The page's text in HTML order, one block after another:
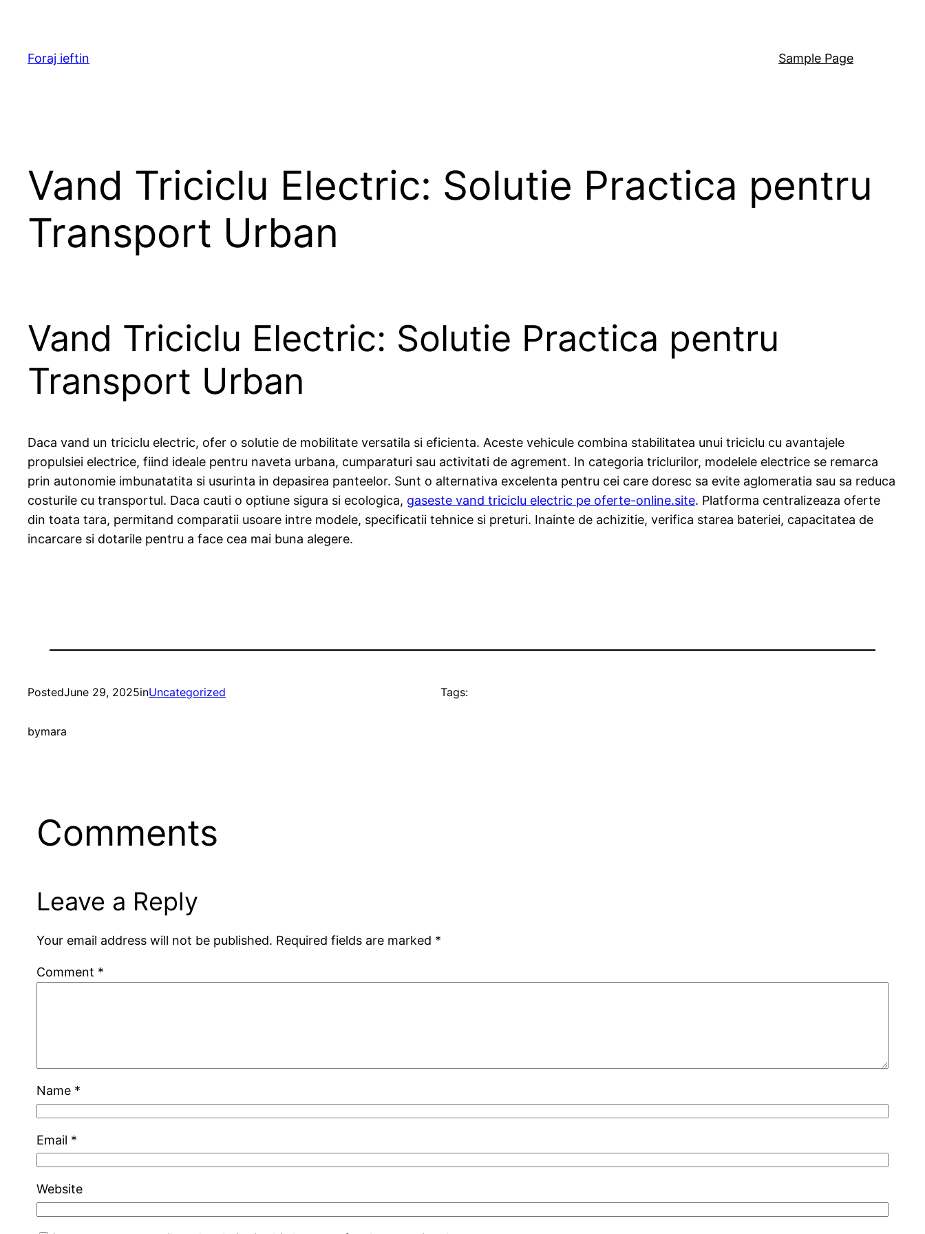
content
Foraj ieftin Sample Page
Vand Triciclu Electric: Solutie Practica pentru
Transport Urban
Vand Triciclu Electric: Solutie Practica pentru
Transport Urban
Daca vand un triciclu electric, ofer o solutie de mobilitate versatila si eficienta. Aceste vehicule combina stabilitatea unui triciclu cu avantajele
propulsiei electrice, fiind ideale pentru naveta urbana, cumparaturi sau activitati de agrement. In categoria triclurilor, modelele electrice se remarca
prin autonomie imbunatatita si usurinta in depasirea panteelor. Sunt o alternativa excelenta pentru cei care doresc sa evite aglomeratia sau sa reduca
costurile cu transportul. Daca cauti o optiune sigura si ecologica, gaseste vand triciclu electric pe oferte-online.site. Platforma centralizeaza oferte
din toata tara, permitand comparatii usoare intre modele, specificatii tehnice si preturi. Inainte de achizitie, verifica starea bateriei, capacitatea de
incarcare si dotarile pentru a face cea mai buna alegere.
PostedJune 29, 2025inUncategorized
bymara
Tags:
Comments
Leave a Reply
Your email address will not be published. Required fields are marked *
Comment *
Name *
Email *
Website